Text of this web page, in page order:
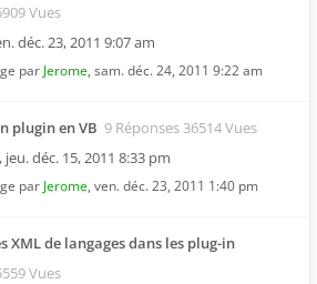
Vues
déc. 23, 2011 9:07 am
par Jerome, sam. déc. 24, 2011 9:22 am
plugin en VB 9 Réponses 36514 Vues
, jeu. déc. 15, 2011 8:33 pm
par Jerome, ven. déc. 23, 2011 1:40 pm
XML de langages dans les plug-in
Vues